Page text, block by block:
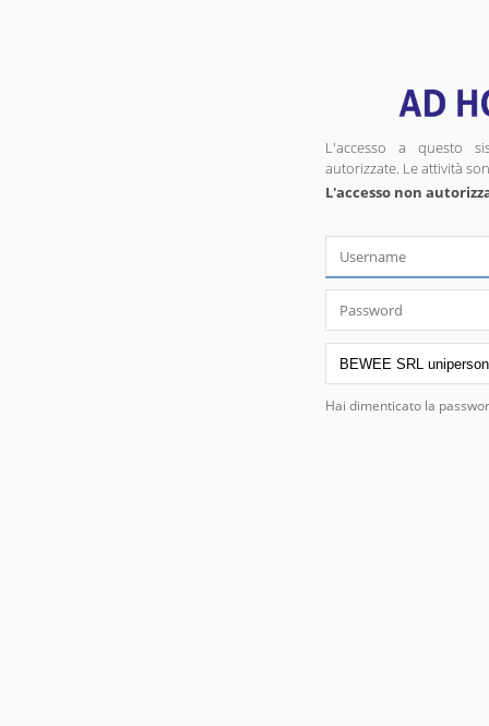
Hai dimenticato la
L'accesso a questo
autorizzate. Le attività
L'accesso non